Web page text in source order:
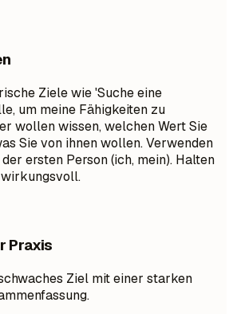
Ziele wie 'Suche eine
um meine Fähigkeiten zu
wollen wissen, welchen Wert Sie
Sie von ihnen wollen. Verwenden
ersten Person (ich, mein). Halten
wirkungsvoll.
Praxis
Ziel mit einer starken